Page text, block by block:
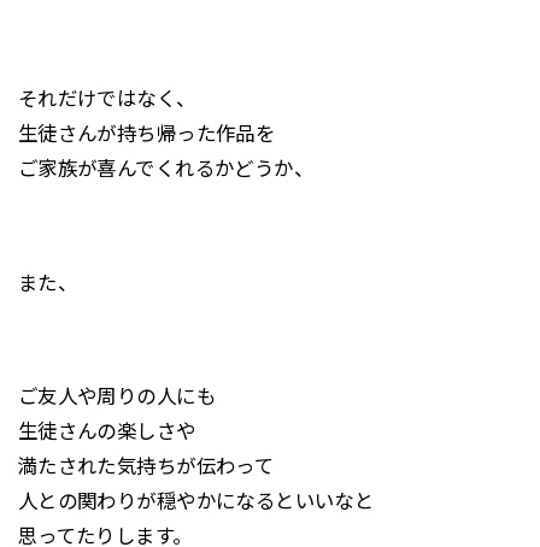
それだけではなく、
生徒さんが持ち帰った作品を
ご家族が喜んでくれるかどうか、
また、
ご友人や周りの人にも
生徒さんの楽しさや
満たされた気持ちが伝わって
人との関わりが穏やかになるといいなと
思ってたりします。